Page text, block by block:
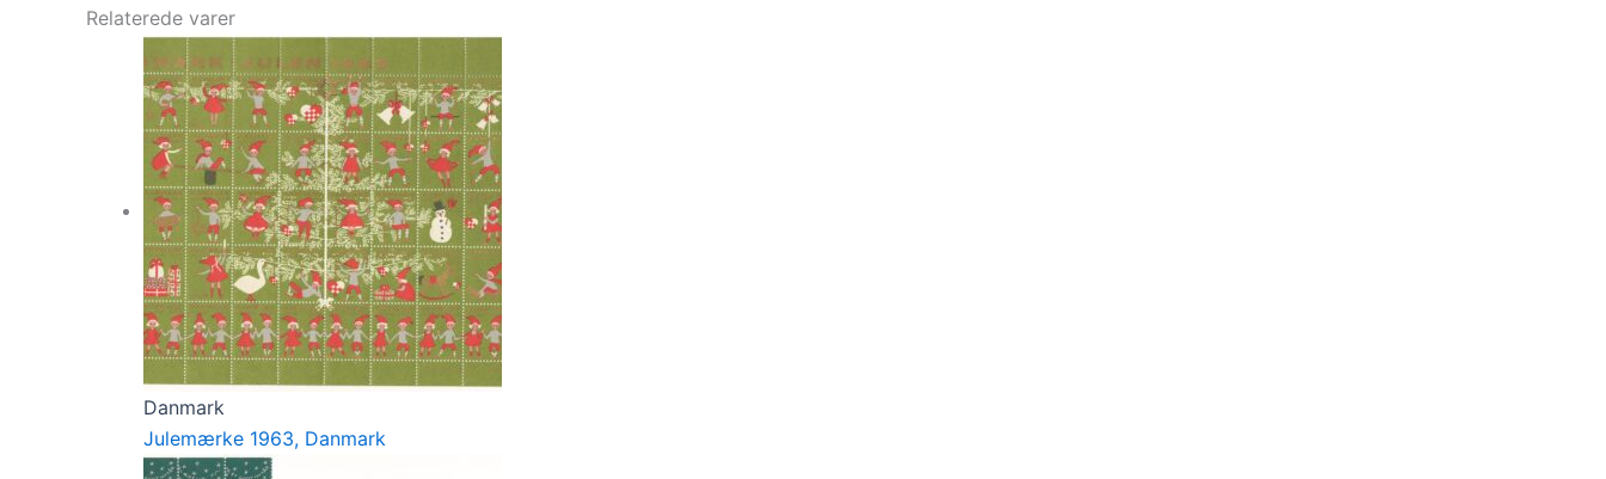
Relaterede varer
Danmark
Julemærke 1963, Danmark